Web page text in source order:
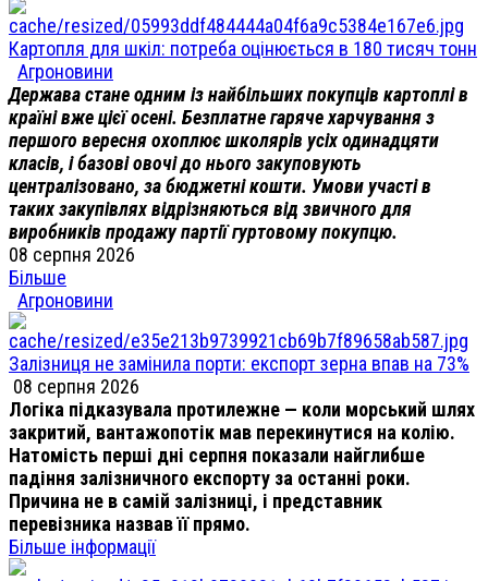
Картопля для шкіл: потреба оцінюється в 180 тисяч тонн
Агроновини
Держава стане одним із найбільших покупців картоплі в
країні вже цієї осені. Безплатне гаряче харчування з
першого вересня охоплює школярів усіх одинадцяти
класів, і базові овочі до нього закуповують
централізовано, за бюджетні кошти. Умови участі в
таких закупівлях відрізняються від звичного для
виробників продажу партії гуртовому покупцю.
08 серпня 2026
Більше
Агроновини
Залізниця не замінила порти: експорт зерна впав на 73%
08 серпня 2026
Логіка підказувала протилежне — коли морський шлях
закритий, вантажопотік мав перекинутися на колію.
Натомість перші дні серпня показали найглибше
падіння залізничного експорту за останні роки.
Причина не в самій залізниці, і представник
перевізника назвав її прямо.
Більше інформації